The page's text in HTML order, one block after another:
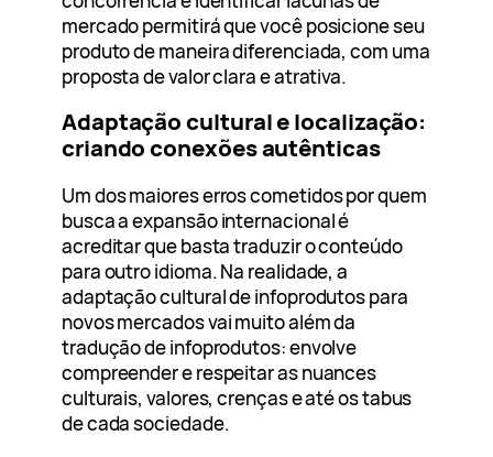
mercado permitirá que você posicione seu
produto de maneira diferenciada, com uma
proposta de valor clara e atrativa.
Adaptação cultural e localização:
criando conexões autênticas
Um dos maiores erros cometidos por quem
busca a expansão internacional é
acreditar que basta traduzir o conteúdo
para outro idioma. Na realidade, a
adaptação cultural de infoprodutos para
novos mercados vai muito além da
tradução de infoprodutos: envolve
compreender e respeitar as nuances
culturais, valores, crenças e até os tabus
de cada sociedade.